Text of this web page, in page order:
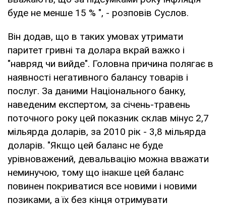
буде не менше 15 % ", - розповів Суслов.
Він додав, що в таких умовах утримати
паритет гривні та долара вкрай важко і
"навряд чи вийде". Головна причина полягає в
наявності негативного балансу товарів і
послуг. За даними Національного банку,
наведеним експертом, за січень-травень
поточного року цей показник склав мінус 2,7
мільярда доларів, за 2010 рік - 3,8 мільярда
доларів. "Якщо цей баланс не буде
урівноважений, девальвацію можна вважати
неминучою, тому що інакше цей баланс
повинен покриватися все новими і новими
позиками, а їх без кінця отримувати